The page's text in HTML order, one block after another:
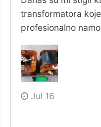
transformatora
profesionalno
Jul 16